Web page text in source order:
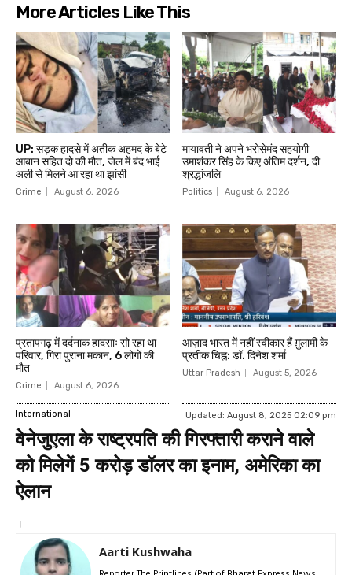
More Articles Like This
UP: सड़क हादसे में अतीक अहमद के बेटे
आबान सहित दो की मौत, जेल में बंद भाई
अली से मिलने आ रहा था झांसी
Crime August 6, 2026
मायावती ने अपने भरोसेमंद सहयोगी
उमाशंकर सिंह के किए अंतिम दर्शन, दी
श्रद्धांजलि
Politics August 6, 2026
प्रतापगढ़ में दर्दनाक हादसाः सो रहा था
परिवार, गिरा पुराना मकान, 6 लोगों की
मौत
Crime August 6, 2026
आज़ाद भारत में नहीं स्वीकार हैं ग़ुलामी के
प्रतीक चिह्न: डॉ. दिनेश शर्मा
Uttar Pradesh August 5, 2026